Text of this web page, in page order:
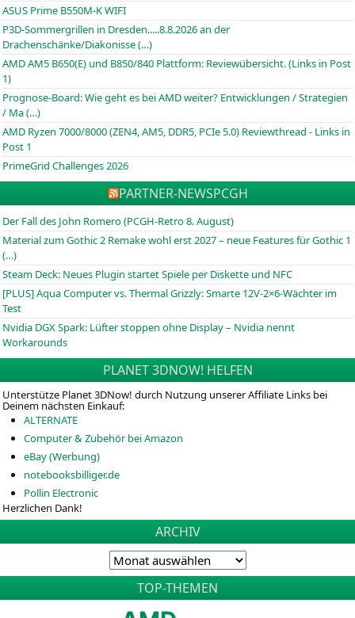
ASUS Prime B550M-K WIFI
P3D-Sommergrillen in Dresden.....8.8.2026 an der
Drachenschänke/Diakonisse (…)
AMD AM5 B650(E) und B850/840 Plattform: Reviewübersicht. (Links in Post
1)
Prognose-Board: Wie geht es bei AMD weiter? Entwicklungen / Strategien
/ Ma (…)
AMD Ryzen 7000/8000 (ZEN4, AM5, DDR5, PCIe 5.0) Reviewthread - Links in
Post 1
PrimeGrid Challenges 2026
PARTNER-NEWSPCGH
Der Fall des John Romero (PCGH-Retro 8. August)
Material zum Gothic 2 Remake wohl erst 2027 – neue Features für Gothic 1
(…)
Steam Deck: Neues Plugin startet Spiele per Diskette und NFC
[PLUS] Aqua Computer vs. Thermal Grizzly: Smarte 12V-2×6-Wächter im
Test
Nvidia DGX Spark: Lüfter stoppen ohne Display – Nvidia nennt
Workarounds
PLANET 3DNOW! HELFEN
Unterstütze Planet 3DNow! durch Nutzung unserer Affiliate Links bei
Deinem nächsten Einkauf:
ALTERNATE
Computer & Zubehör bei Amazon
eBay (Werbung)
notebooksbilliger.de
Pollin Electronic
Herzlichen Dank!
ARCHIV
TOP-THEMEN